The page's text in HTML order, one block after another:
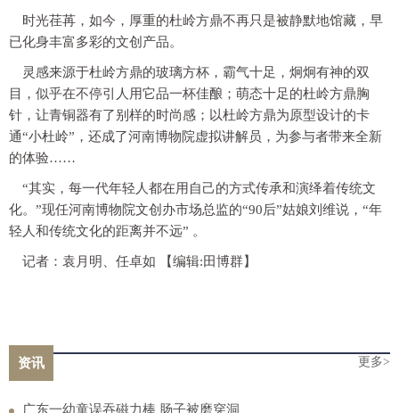
时光荏苒，如今，厚重的杜岭方鼎不再只是被静默地馆藏，早
已化身丰富多彩的文创产品。
灵感来源于杜岭方鼎的玻璃方杯，霸气十足，炯炯有神的双
目，似乎在不停引人用它品一杯佳酿；萌态十足的杜岭方鼎胸
针，让青铜器有了别样的时尚感；以杜岭方鼎为原型设计的卡
通“小杜岭”，还成了河南博物院虚拟讲解员，为参与者带来全新
的体验……
“其实，每一代年轻人都在用自己的方式传承和演绎着传统文
化。”现任河南博物院文创办市场总监的“90后”姑娘刘维说，“年
轻人和传统文化的距离并不远” 。
记者：袁月明、任卓如 【编辑:田博群】
资讯 更多>
广东一幼童误吞磁力棒 肠子被磨穿洞